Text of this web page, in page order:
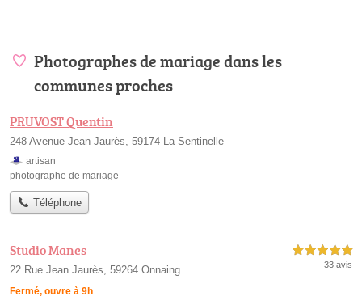
Photographes de mariage dans les
communes proches
PRUVOST Quentin
248 Avenue Jean Jaurès, 59174 La Sentinelle
artisan
photographe de mariage
Téléphone
Studio Manes
22 Rue Jean Jaurès, 59264 Onnaing
Fermé, ouvre à 9h
5,0 étoiles sur 5
33 avis